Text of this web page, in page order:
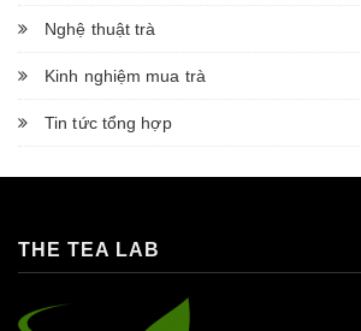
Nghệ thuật trà
Kinh nghiệm mua trà
Tin tức tổng hợp
THE TEA LAB